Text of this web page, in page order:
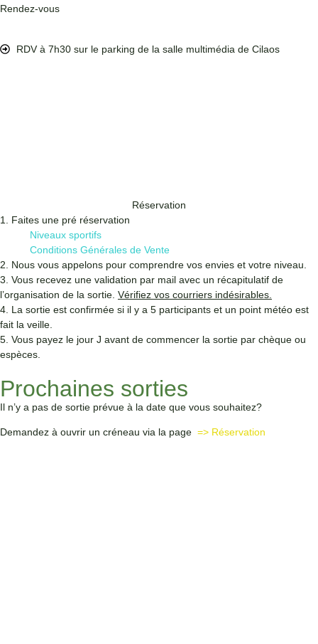
Rendez-vous
RDV à 7h30 sur le parking de la salle multimédia de Cilaos
Réservation
1. Faites une pré réservation
Niveaux sportifs
Conditions Générales de Vente
2. Nous vous appelons pour comprendre vos envies et votre niveau.
3. Vous recevez une validation par mail avec un récapitulatif de
l’organisation de la sortie. Vérifiez vos courriers indésirables.
4. La sortie est confirmée si il y a 5 participants et un point météo est
fait la veille.
5. Vous payez le jour J avant de commencer la sortie par chèque ou
espèces.
Prochaines sorties
Il n’y a pas de sortie prévue à la date que vous souhaitez?
Demandez à ouvrir un créneau via la page => Réservation